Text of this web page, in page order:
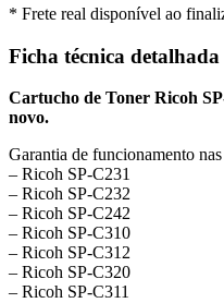
* Frete real disponível ao
Ficha técnica detalhada
Cartucho de Toner Ricoh
novo.
Garantia de funcionamento
– Ricoh SP-C231
– Ricoh SP-C232
– Ricoh SP-C242
– Ricoh SP-C310
– Ricoh SP-C312
– Ricoh SP-C320
– Ricoh SP-C311